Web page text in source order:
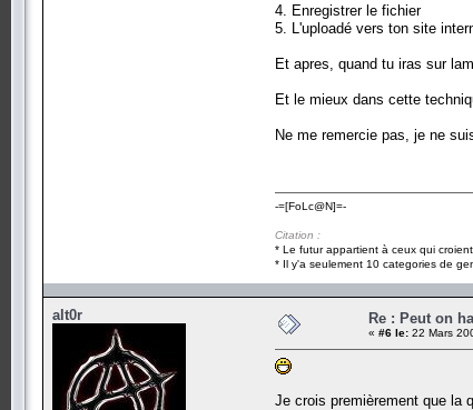
4. Enregistrer le fichier
5. L'uploadé vers ton site
Et apres, quand tu iras sur
Et le mieux dans cette
Ne me remercie pas, je ne
-=[FoLc@N]=-
Citation :
* Le futur appartient à ceux qui
* Il y'a seulement 10 categories de
alt0r Re : Peut on
« #6 le: 22 Mars
Je crois premièrement que la